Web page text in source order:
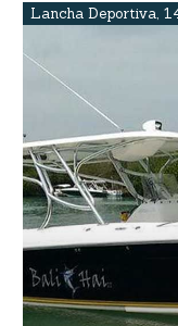
Lancha Deportiva,